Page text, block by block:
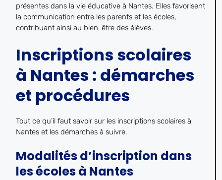
présentes dans la vie éducative à Nantes. Elles favorisent
la communication entre les parents et les écoles,
contribuant ainsi au bien-être des élèves.
Inscriptions scolaires
à Nantes : démarches
et procédures
Tout ce qu’il faut savoir sur les inscriptions scolaires à
Nantes et les démarches à suivre.
Modalités d’inscription dans
les écoles à Nantes